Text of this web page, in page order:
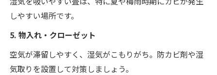
しやすい場所です。
5. 物入れ・クローゼット
空気が滞留しやすく、湿気がこもりがち。防カビ剤や湿
気取りを設置して対策しましょう。